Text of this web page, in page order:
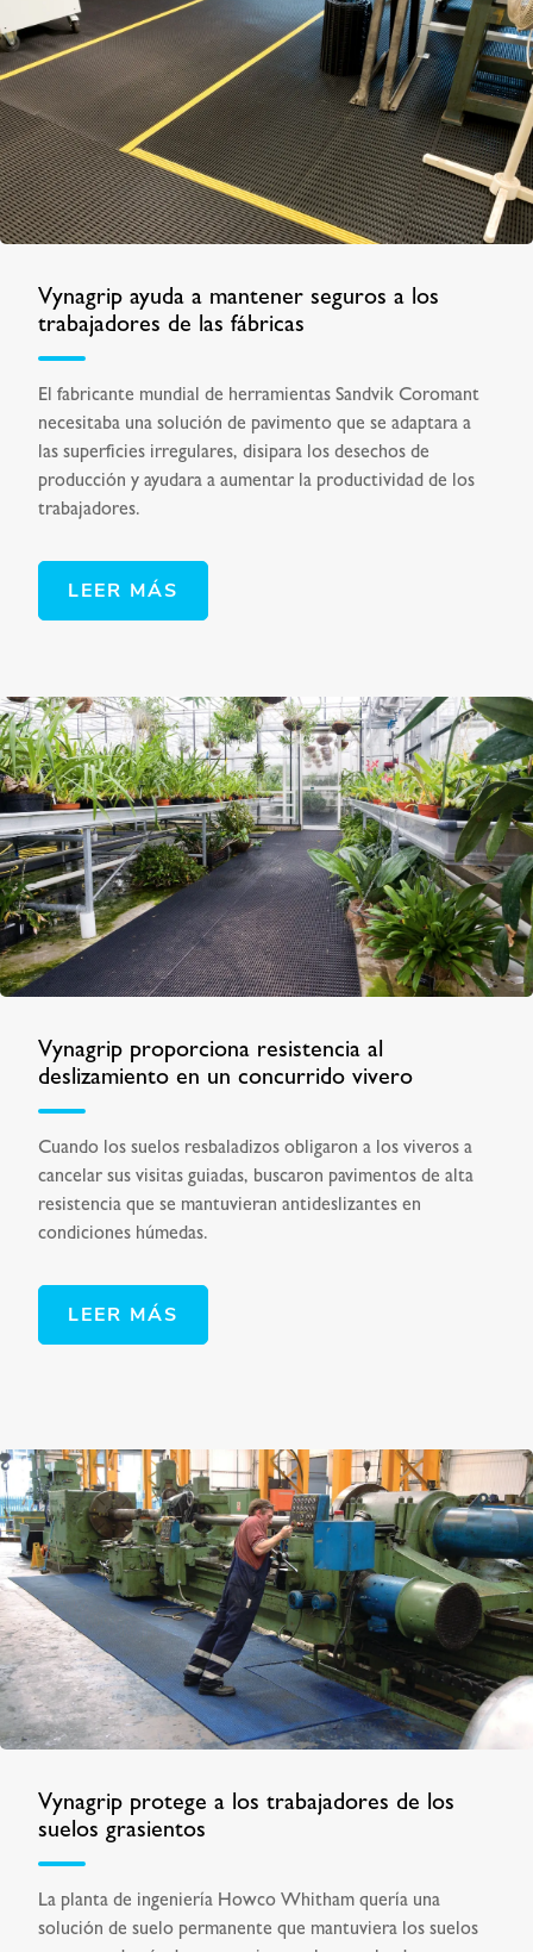
Vynagrip ayuda a mantener seguros a los
trabajadores de las fábricas
El fabricante mundial de herramientas Sandvik Coromant
necesitaba una solución de pavimento que se adaptara a
las superficies irregulares, disipara los desechos de
producción y ayudara a aumentar la productividad de los
trabajadores.
LEER MÁS
Vynagrip proporciona resistencia al
deslizamiento en un concurrido vivero
Cuando los suelos resbaladizos obligaron a los viveros a
cancelar sus visitas guiadas, buscaron pavimentos de alta
resistencia que se mantuvieran antideslizantes en
condiciones húmedas.
LEER MÁS
Vynagrip protege a los trabajadores de los
suelos grasientos
La planta de ingeniería Howco Whitham quería una
solución de suelo permanente que mantuviera los suelos